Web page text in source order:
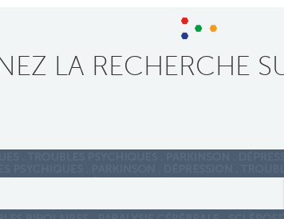
LA RECHERCHE